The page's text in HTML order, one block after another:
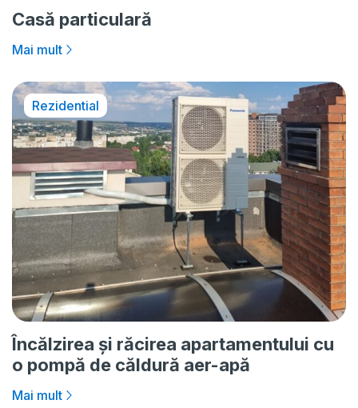
Casă particulară
Mai mult
Rezidential
Încălzirea și răcirea apartamentului cu
o pompă de căldură aer-apă
Mai mult